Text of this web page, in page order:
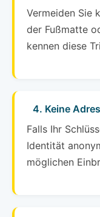
Vermeiden Sie
der Fußmatte
kennen diese
4. Keine
Falls Ihr
Identität
möglichen